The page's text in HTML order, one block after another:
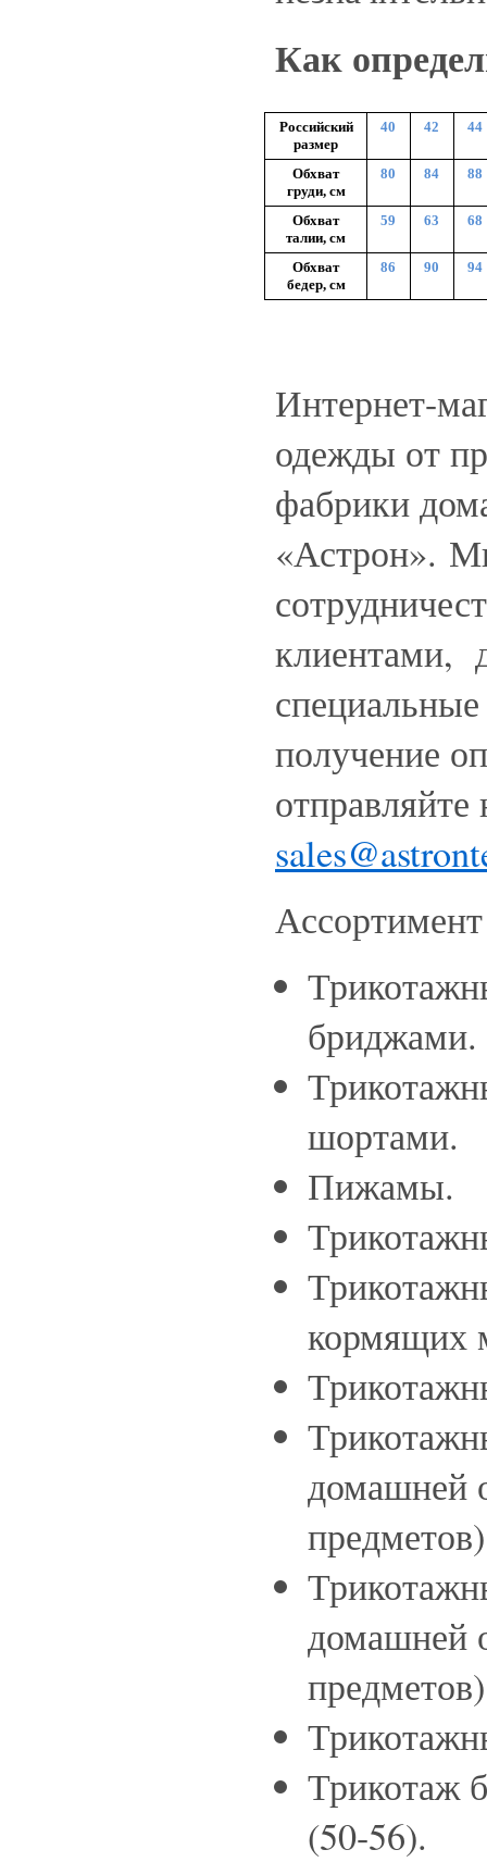
Как
Российский
размер
40 42 44
Обхват
груди, см
80 84 88
Обхват
талии, см
59 63 68
Обхват
бедер, см
86 90 94
Интернет-
одежды от
фабрики
«Астрон».
клиентами,
получение
отправляйте
бриджами.
шортами.
Пижамы.
кормящих
домашней
домашней
Трикотаж
(50-56).